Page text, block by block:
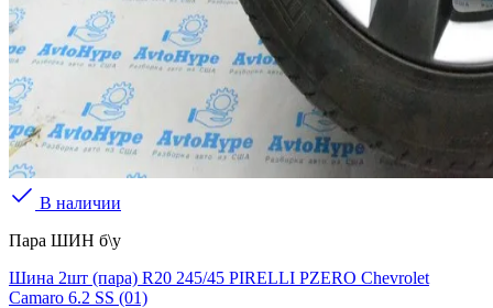
В наличии
Пара ШИН б\у
Шина 2шт (пара) R20 245/45 PIRELLI PZERO Chevrolet
Camaro 6.2 SS (01)